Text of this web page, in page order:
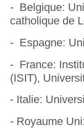
- Belgique:
catholique de
- Espagne:
- France:
(ISIT),
- Italie:
- Royaume